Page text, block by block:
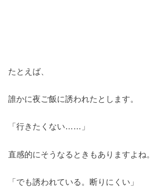
たとえば、
誰かに夜ご飯に誘われたとします。
「行きたくない……」
直感的にそうなるときもありますよね。
「でも誘われている。断りにくい」